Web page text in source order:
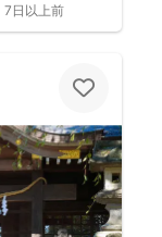
7日以上前